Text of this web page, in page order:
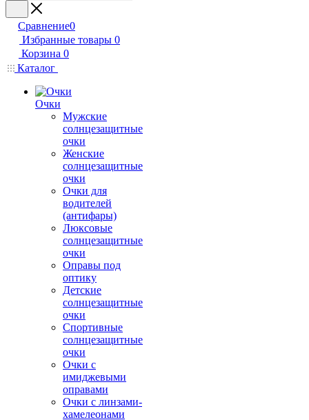
Сравнение0
Избранные товары 0
Корзина 0
Каталог
Очки
Мужские
солнцезащитные
очки
Женские
солнцезащитные
очки
Очки для
водителей
(антифары)
Люксовые
солнцезащитные
очки
Оправы под
оптику
Детские
солнцезащитные
очки
Спортивные
солнцезащитные
очки
Очки с
имиджевыми
оправами
Очки с линзами-
хамелеонами